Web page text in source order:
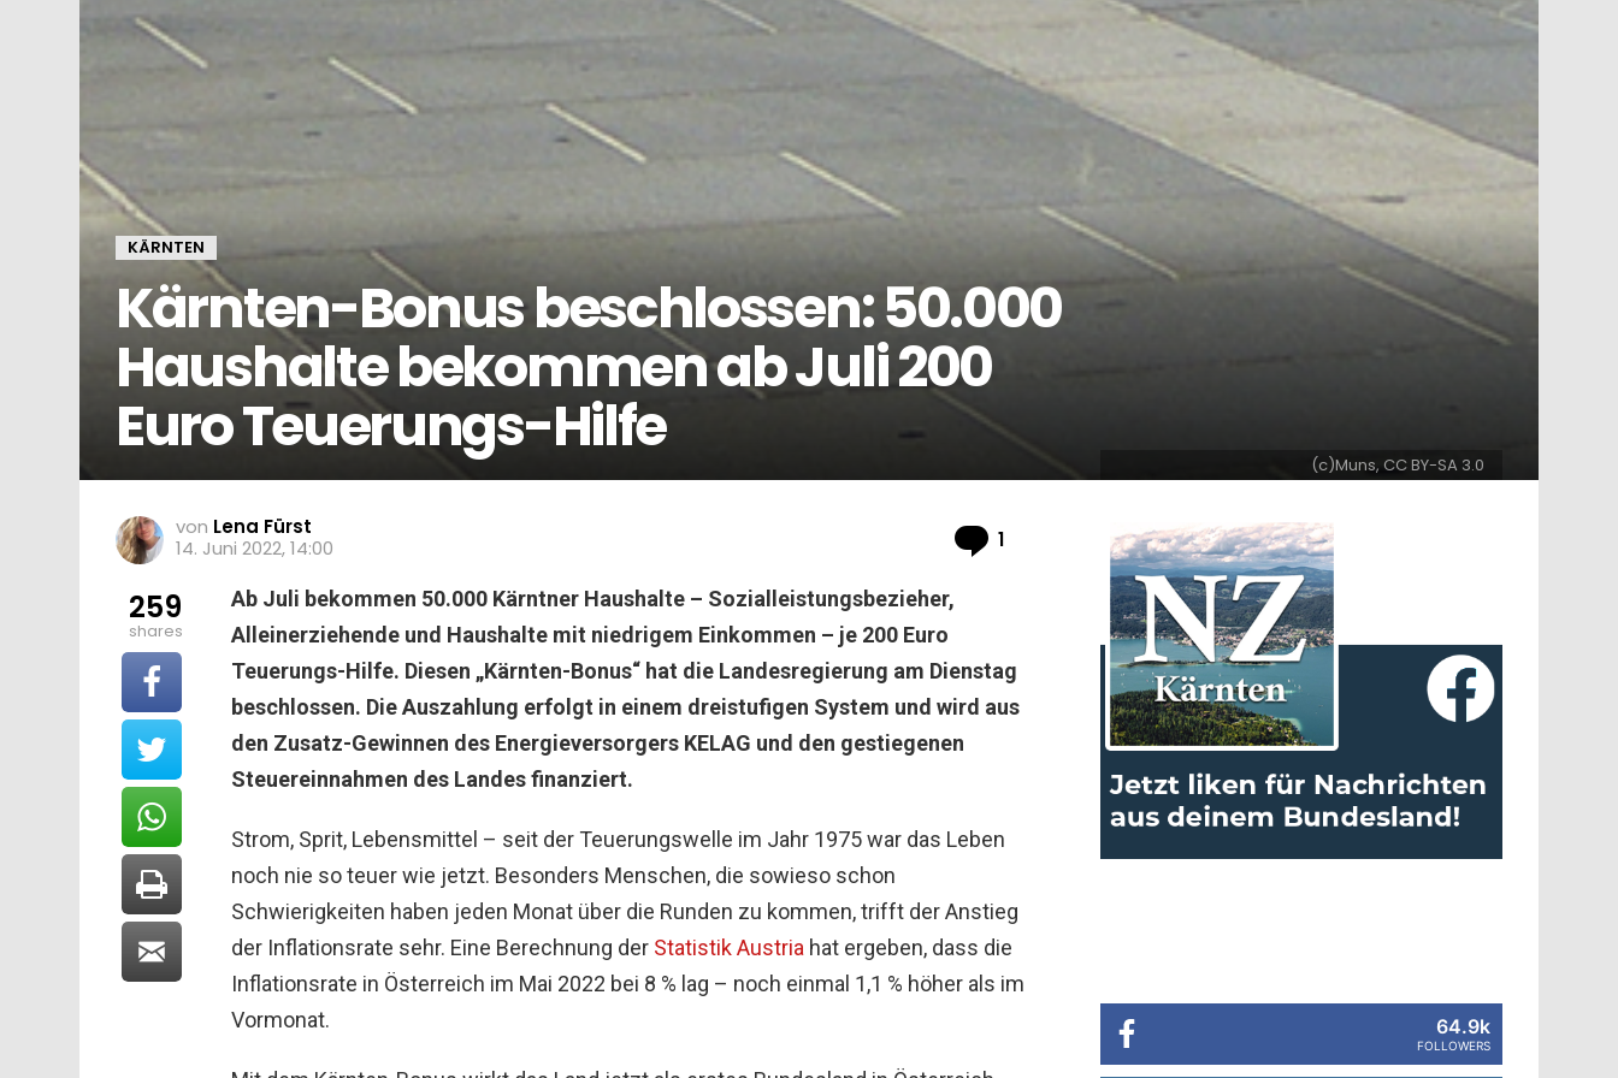
KÄRNTEN
Kärnten-Bonus beschlossen: 50.000
Haushalte bekommen ab Juli 200
Euro Teuerungs-Hilfe
(c)Muns, CC BY-SA 3.0
von Lena Fürst
14. Juni 2022, 14:00
1 Kommentar
Ab Juli bekommen 50.000 Kärntner Haushalte – Sozialleistungsbezieher,
Alleinerziehende und Haushalte mit niedrigem Einkommen – je 200 Euro
Teuerungs-Hilfe. Diesen „Kärnten-Bonus“ hat die Landesregierung am Dienstag
beschlossen. Die Auszahlung erfolgt in einem dreistufigen System und wird aus
den Zusatz-Gewinnen des Energieversorgers KELAG und den gestiegenen
Steuereinnahmen des Landes finanziert.
Strom, Sprit, Lebensmittel – seit der Teuerungswelle im Jahr 1975 war das Leben
noch nie so teuer wie jetzt. Besonders Menschen, die sowieso schon
Schwierigkeiten haben jeden Monat über die Runden zu kommen, trifft der Anstieg
der Inflationsrate sehr. Eine Berechnung der Statistik Austria hat ergeben, dass die
Inflationsrate in Österreich im Mai 2022 bei 8 % lag – noch einmal 1,1 % höher als im
Vormonat.
259
shares
64.9k
FOLLOWERS